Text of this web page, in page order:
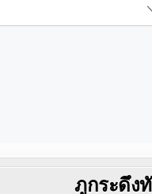
ภูกระดึง